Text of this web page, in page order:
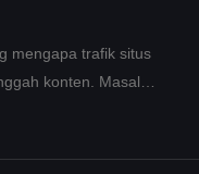
mengapa trafik situs
konten. Masalah